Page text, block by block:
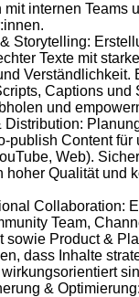
mit internen Teams
Storytelling:
Texte mit
Verständlichkeit.
Captions und
und
Distribution:
publish Content für
Web).
hoher Qualität und
Collaboration:
Team,
sowie Product &
dass Inhalte
&